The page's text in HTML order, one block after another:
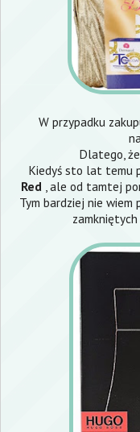
W przypadku
Dlatego,
Kiedyś sto lat temu
Red , ale od tamtej
Tym bardziej nie wiem